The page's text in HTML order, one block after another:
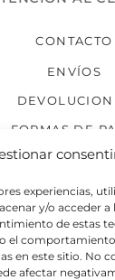
experiencias,
y/o acceder
de estas
el
en este sitio. No
afectar
CONTACTO
ENVÍOS
FORMAS DE
SÍGUENOS